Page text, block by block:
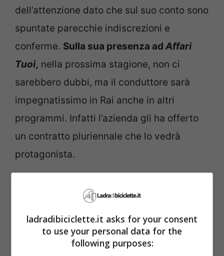
dell’attenzione dato che sul suo conto sono
spuntate parecchie indiscrezioni e
conferme. Sulla sua presenza ad Affari
Tuoi, nella prossima stagione, non ci
sarebbero dubbi, ma il conduttore sarà
impegnatissimo in Rai anche in altri
programmi. Infatti l’azienda gli ha offerto
un contratto pluriennale che lo vedrà
protagonista.
ladradibiciclette.it asks for your consent
to use your personal data for the
following purposes: